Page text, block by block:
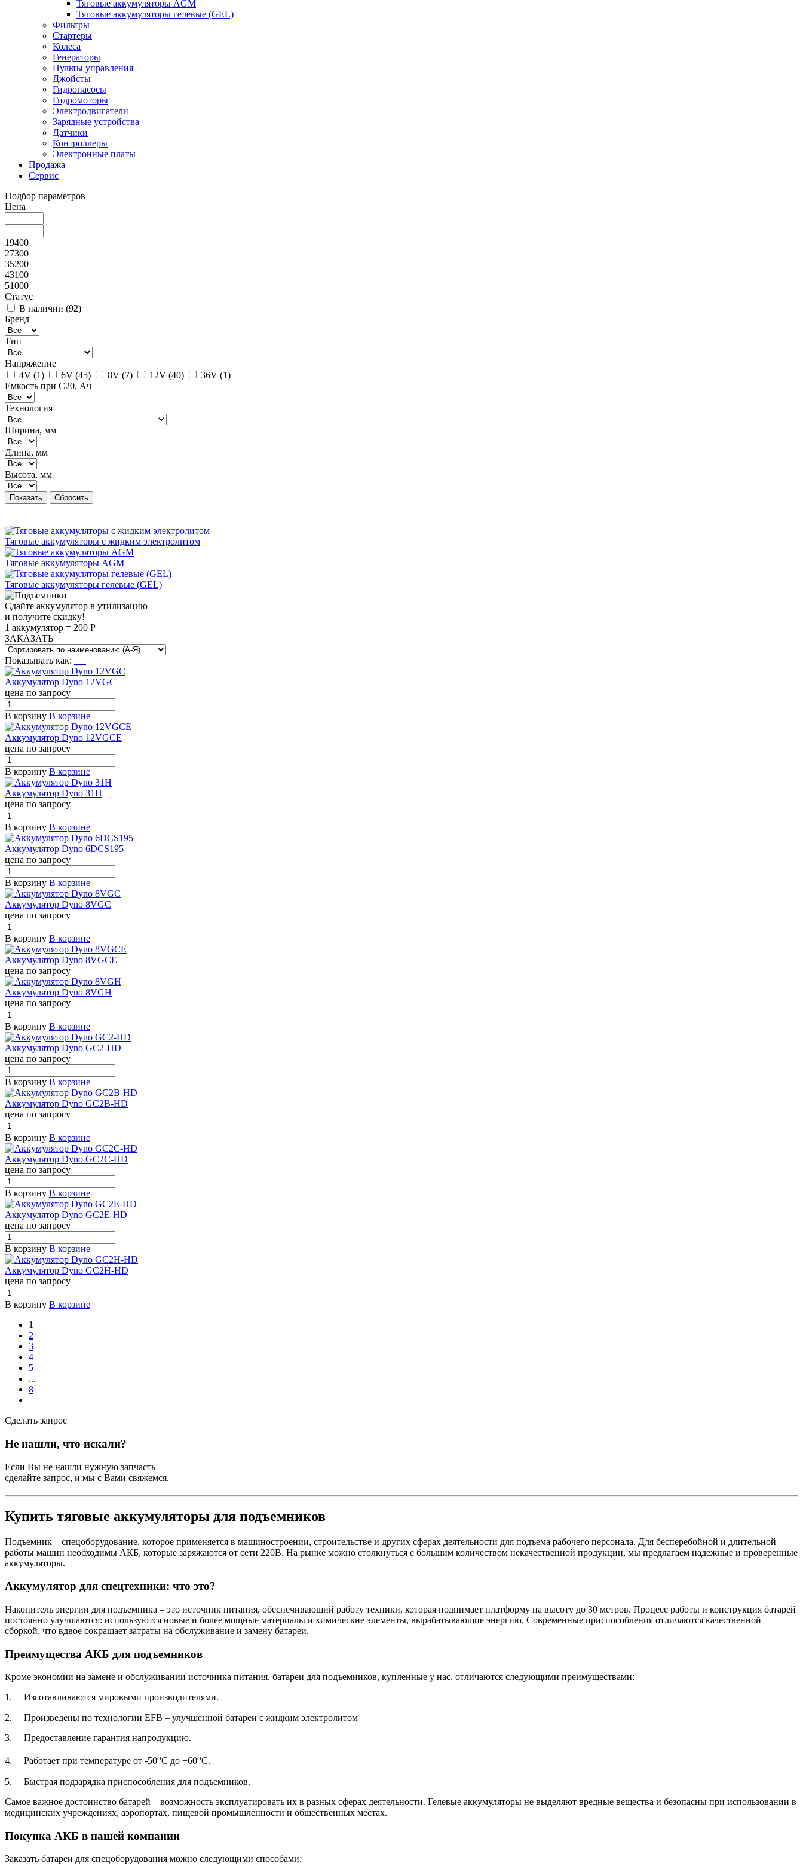
Тяговые аккумуляторы AGM
Тяговые аккумуляторы гелевые (GEL)
Фильтры
Стартеры
Колеса
Генераторы
Пульты управления
Джойсты
Гидронасосы
Гидромоторы
Электродвигатели
Зарядные устройства
Датчики
Контроллеры
Электронные платы
Продажа
Сервис
Подбор параметров
Цена
19400
27300
35200
43100
51000
Статус
В наличии (92)
Бренд
Тип
Напряжение
4V (1) 6V (45) 8V (7) 12V (40) 36V (1)
Емкость при C20, Ач
Технология
Ширина, мм
Длина, мм
Высота, мм
Тяговые аккумуляторы с жидким электролитом
Тяговые аккумуляторы AGM
Тяговые аккумуляторы гелевые (GEL)
Сдайте аккумулятор в утилизацию
и получите скидку!
1 аккумулятор = 200 Р
ЗАКАЗАТЬ
Показывать как:
Аккумулятор Dyno 12VGC
цена по запросу
В корзину В корзине
Аккумулятор Dyno 12VGCE
цена по запросу
В корзину В корзине
Аккумулятор Dyno 31H
цена по запросу
В корзину В корзине
Аккумулятор Dyno 6DCS195
цена по запросу
В корзину В корзине
Аккумулятор Dyno 8VGC
цена по запросу
В корзину В корзине
Аккумулятор Dyno 8VGCE
цена по запросу
Аккумулятор Dyno 8VGH
цена по запросу
В корзину В корзине
Аккумулятор Dyno GC2-HD
цена по запросу
В корзину В корзине
Аккумулятор Dyno GC2B-HD
цена по запросу
В корзину В корзине
Аккумулятор Dyno GC2C-HD
цена по запросу
В корзину В корзине
Аккумулятор Dyno GC2E-HD
цена по запросу
В корзину В корзине
Аккумулятор Dyno GC2H-HD
цена по запросу
В корзину В корзине
1
2
3
4
5
...
8
Сделать запрос
Не нашли, что искали?
Если Вы не нашли нужную запчасть —
сделайте запрос, и мы с Вами свяжемся.
Купить тяговые аккумуляторы для подъемников
Подъемник – спецоборудование, которое применяется в машиностроении, строительстве и других сферах деятельности для подъема рабочего персонала. Для бесперебойной и длительной
работы машин необходимы АКБ, которые заряжаются от сети 220В. На рынке можно столкнуться с большим количеством некачественной продукции, мы предлагаем надежные и проверенные
аккумуляторы.
Аккумулятор для спецтехники: что это?
Накопитель энергии для подъемника – это источник питания, обеспечивающий работу техники, которая поднимает платформу на высоту до 30 метров. Процесс работы и конструкция батарей
постоянно улучшаются: используются новые и более мощные материалы и химические элементы, вырабатывающие энергию. Современные приспособления отличаются качественной
сборкой, что вдвое сокращает затраты на обслуживание и замену батареи.
Преимущества АКБ для подъемников
Кроме экономии на замене и обслуживании источника питания, батареи для подъемников, купленные у нас, отличаются следующими преимуществами:
1. Изготавливаются мировыми производителями.
2. Произведены по технологии EFB – улучшенной батареи с жидким электролитом
3. Предоставление гарантия напродукцию.
4. Работает при температуре от -50оС до +60оС.
5. Быстрая подзарядка приспособления для подъемников.
Самое важное достоинство батарей – возможность эксплуатировать их в разных сферах деятельности. Гелевые аккумуляторы не выделяют вредные вещества и безопасны при использовании в
медицинских учреждениях, аэропортах, пищевой промышленности и общественных местах.
Покупка АКБ в нашей компании
Заказать батареи для спецоборудования можно следующими способами: